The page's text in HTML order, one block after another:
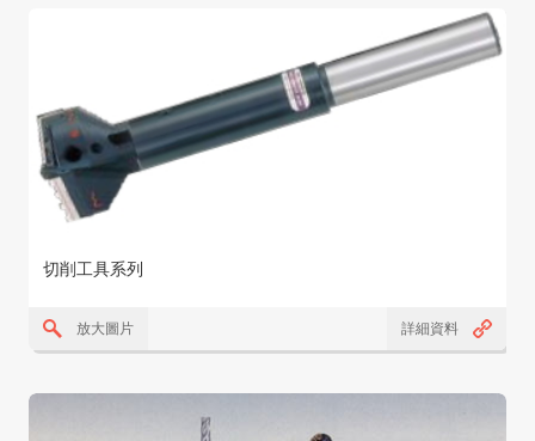
切削工具系列
放大圖片 詳細資料